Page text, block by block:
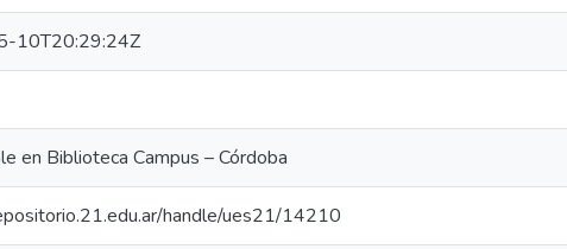
10T20:29:24Z
en Biblioteca Campus – Córdoba
handle/ues21/14210